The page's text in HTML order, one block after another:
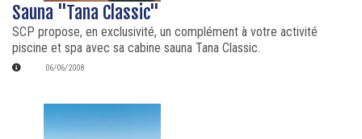
Sauna "Tana Classic"
SCP propose, en exclusivité, un complément à votre activité
piscine et spa avec sa cabine sauna Tana Classic.
06/06/2008